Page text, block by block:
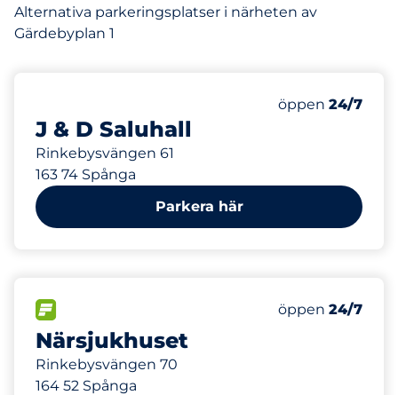
Alternativa parkeringsplatser i närheten av
Gärdebyplan 1
J & D Saluhall
Rinkebysvängen 61
163 74 Spånga
Antal
Totalt antal
Lördag
öppen 24/7
Parkera här
Närsjukhuset
Rinkebysvängen 70
164 52 Spånga
Antal
Totalt antal
Lördag
öppen 24/7